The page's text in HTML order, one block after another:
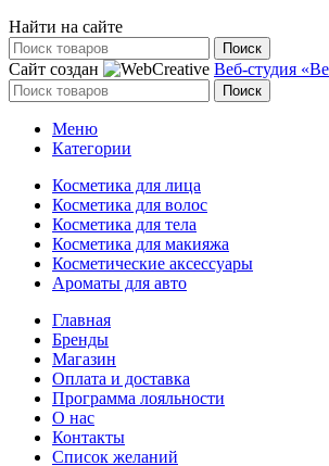
Найти на сайте
Поиск
Сайт создан Веб-студия
Поиск
Меню
Категории
Косметика для лица
Косметика для волос
Косметика для тела
Косметика для макияжа
Косметические аксессуары
Ароматы для авто
Главная
Бренды
Магазин
Оплата и доставка
Программа лояльности
О нас
Контакты
Список желаний